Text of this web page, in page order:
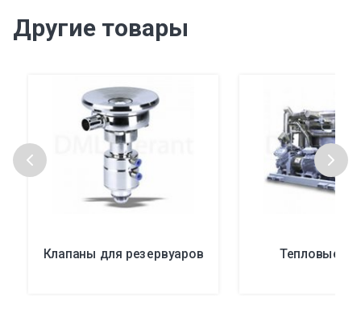
Другие товары
Клапаны для резервуаров Тепловые